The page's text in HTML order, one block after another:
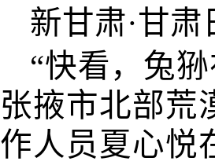
新甘肃·甘
“快看，兔
张掖市北部荒
作人员夏心悦